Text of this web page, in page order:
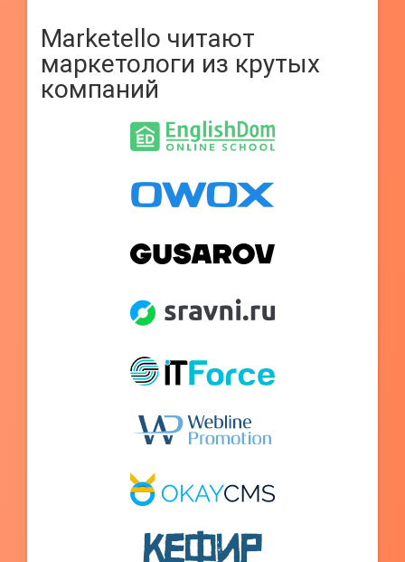
Marketello читают
маркетологи из крутых
компаний